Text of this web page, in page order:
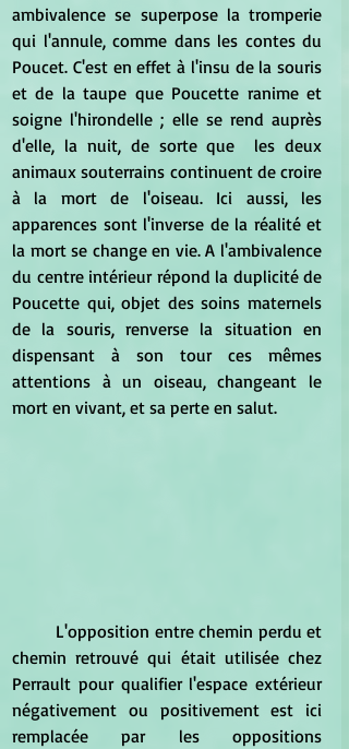
ambivalence se superpose la tromperie
qui l'annule, comme dans les contes du
Poucet. C'est en effet à l'insu de la souris
et de la taupe que Poucette ranime et
soigne l'hirondelle ; elle se rend auprès
d'elle, la nuit, de sorte que  les deux
animaux souterrains continuent de croire
à la mort de l'oiseau. Ici aussi, les
apparences sont l'inverse de la réalité et
la mort se change en vie. A l'ambivalence
du centre intérieur répond la duplicité de
Poucette qui, objet des soins maternels
de la souris, renverse la situation en
dispensant à son tour ces mêmes
attentions à un oiseau, changeant le
mort en vivant, et sa perte en salut.
chemin retrouvé qui était utilisée chez
Perrault pour qualifier l'espace extérieur
négativement ou positivement est ici
remplacée par les oppositions